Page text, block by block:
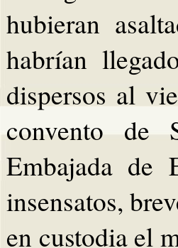
hubieran
habrían
dispersos al
convento de
Embajada de
insensatos,
en custodia el